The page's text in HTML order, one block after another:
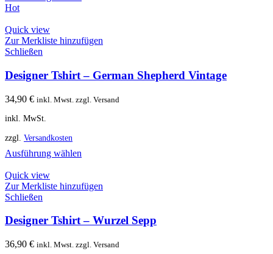
Hot
Quick view
Zur Merkliste hinzufügen
Schließen
Designer Tshirt – German Shepherd Vintage
34,90 € inkl. Mwst. zzgl. Versand
inkl. MwSt.
zzgl. Versandkosten
Ausführung wählen
Quick view
Zur Merkliste hinzufügen
Schließen
Designer Tshirt – Wurzel Sepp
36,90 € inkl. Mwst. zzgl. Versand